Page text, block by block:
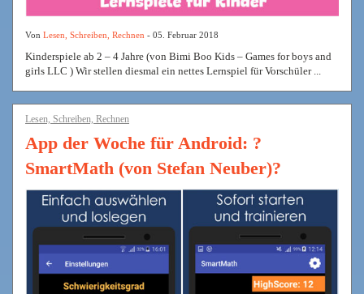
Von Lesen, Schreiben, Rechnen - 05. Februar 2018
Kinderspiele ab 2 – 4 Jahre (von Bimi Boo Kids – Games for boys and
girls LLC ) Wir stellen diesmal ein nettes Lernspiel für Vorschüler ...
Lesen, Schreiben, Rechnen
App der Woche für Android: ?
SmartMath (von Stefan Neuber)?